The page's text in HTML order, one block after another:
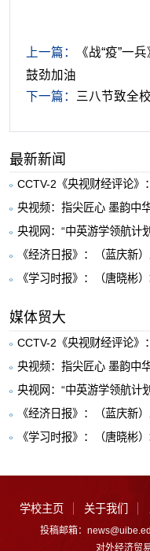
上一篇：
《战“疫”一
鼓劲加油
下一篇：
三八节致全
最新新闻
CCTV-2《央视财经评论》
央视频：指尖匠心 墨韵
央视网：“中英游学领航计
《经济日报》：（蓝庆新
《学习时报》：（唐晓彬
媒体贸大
CCTV-2《央视财经评论》
央视频：指尖匠心 墨韵中
央视网：“中英游学领航计
《经济日报》：（蓝庆新
《学习时报》：（唐晓彬
学校主页 关于我们
投稿邮箱：
对外经济贸